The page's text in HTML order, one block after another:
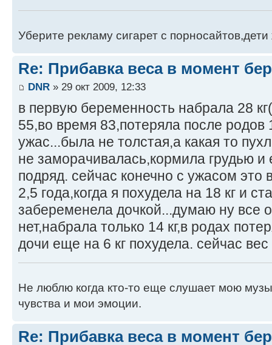
Уберите рекламу сигарет с
Re: Прибавка веса в момент
DNR » 29 окт 2009, 12:33
в первую беременность набрала 28
55,во время 83,потеряла после родов
ужас...была не толстая,а какая то
не заморачивалась,кормила грудью и
подряд. сейчас конечно с ужасом
2,5 года,когда я похудела на 18 кг и
забеременела дочкой...думаю ну все
нет,набрала только 14 кг,в родах
дочи еще на 6 кг похудела. сейчас
Не люблю когда кто-то еще слушает мою
чувства и мои эмоции.
Re: Прибавка веса в момент